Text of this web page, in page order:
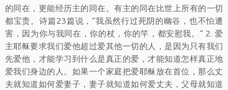
的同在，更能经历主的同在。有主的同在比世上所有的一切
都宝贵。诗篇23篇说，“我虽然行过死阴的幽谷，也不怕遭
害，因为你与我同在，你的杖，你的竿，都安慰我。” 2. 爱
主耶稣要求我们爱他超过爱其他一切的人，是因为只有我们
先爱他，才能学习到什么是真正的爱，才能知道怎样真正地
爱我们身边的人。如果一个家庭把爱耶稣放在首位，那么丈
夫就知道如何爱妻子，妻子就知道如何爱丈夫，父母就知道